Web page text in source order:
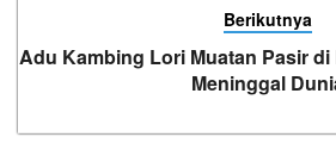
Berikutnya
Adu Kambing Lori Muatan Pasir
Meninggal